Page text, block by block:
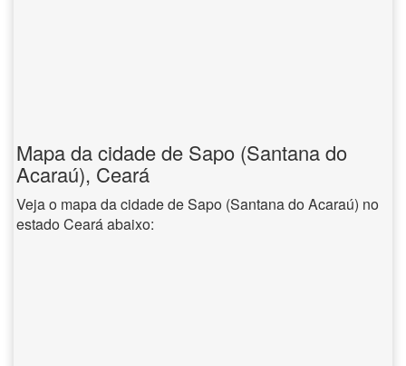
Mapa da cidade de Sapo (Santana do
Acaraú), Ceará
Veja o mapa da cidade de Sapo (Santana do Acaraú) no
estado Ceará abaixo: